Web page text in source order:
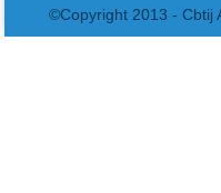
©Copyright 2013 - Cbtij